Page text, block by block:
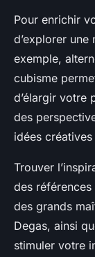
Pour enrichir
d’explorer
exemple,
cubisme
d’élargir votre
des
idées
Trouver
des
des grands
Degas, ainsi
stimuler votre